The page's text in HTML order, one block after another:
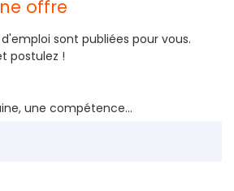
offre
sont publiées pour vous.
postulez !
une compétence...